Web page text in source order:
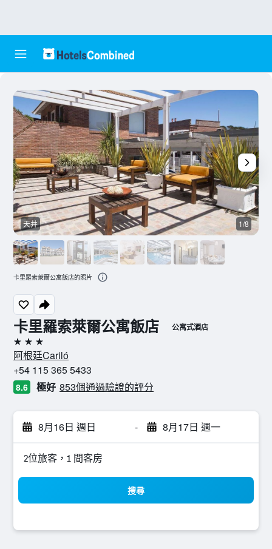
卡里羅索萊爾公寓飯店 公寓式酒店
3星級
阿根廷Cariló
+54 115 365 5433
8.6 極好 853個通過驗證的評分
8月16日 週日 - 8月17日 週一
2位旅客，1 間客房
搜尋
天井 1/8
卡里羅索萊爾公寓飯店的照片